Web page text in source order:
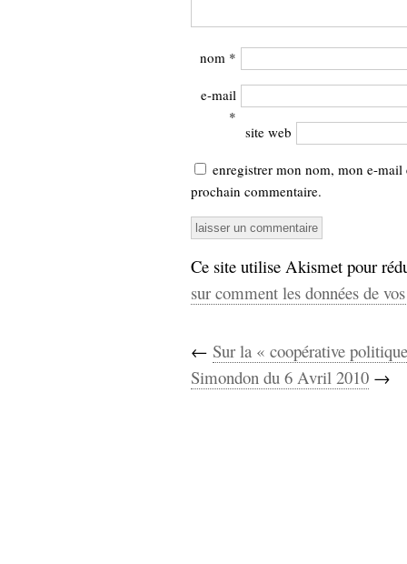
nom *
e-mail
*
site web
enregistrer mon nom, mon e-
prochain commentaire.
Ce site utilise Akismet pour
sur comment les données de
← Sur la « coopérative
Simondon du 6 Avril 2010 →